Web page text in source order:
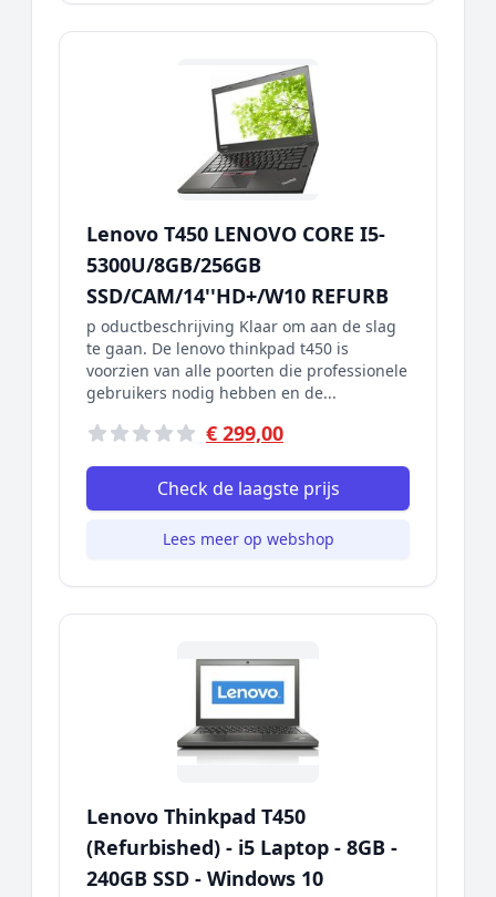
Lenovo T450 LENOVO CORE I5-
5300U/8GB/256GB
SSD/CAM/14''HD+/W10 REFURB
p oductbeschrijving Klaar om aan de slag
te gaan. De lenovo thinkpad t450 is
voorzien van alle poorten die professionele
gebruikers nodig hebben en de...
€ 299,00
Check de laagste prijs
Lees meer op webshop
Lenovo Thinkpad T450
(Refurbished) - i5 Laptop - 8GB -
240GB SSD - Windows 10